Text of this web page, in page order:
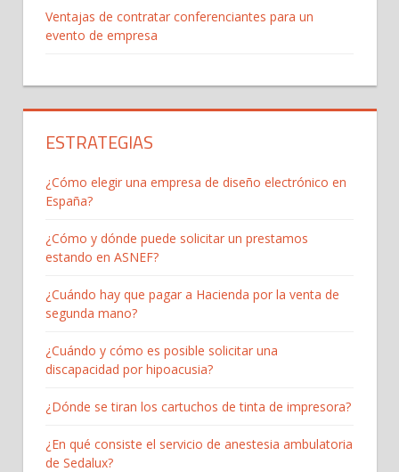
Ventajas de contratar conferenciantes para un
evento de empresa
ESTRATEGIAS
¿Cómo elegir una empresa de diseño electrónico en
España?
¿Cómo y dónde puede solicitar un prestamos
estando en ASNEF?
¿Cuándo hay que pagar a Hacienda por la venta de
segunda mano?
¿Cuándo y cómo es posible solicitar una
discapacidad por hipoacusia?
¿Dónde se tiran los cartuchos de tinta de impresora?
¿En qué consiste el servicio de anestesia ambulatoria
de Sedalux?